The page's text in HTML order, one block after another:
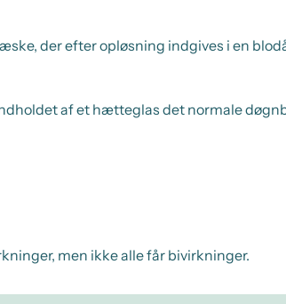
der efter opløsning indgives i en
af et hætteglas det normale
men ikke alle får bivirkninger.